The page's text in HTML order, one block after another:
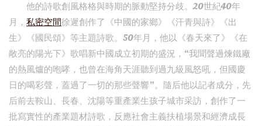
他的詩歌創風格格與時期的脈動堅持分歧。20世紀40年
月， 私密空間徐遲創作了《中國的家鄉》《汗青與詩》《出
生》《國民頌》等主題詩歌。50年月，他以《春天來了》《在
敞亮的陽光下》歌唱新中國成立初期的盛況，“我聞聲過煉鐵廠
的熱風爐的咆哮，也曾在海角天涯聽到過九級風怒吼，但國慶
日的喝彩聲，蓋過了一切的那些聲響”。隨后他以記者成分，先
后前去鞍山、長春、沈陽等重產業生孩子城市采訪，創作了一
批寫實性的產業題材詩歌，反應社會主義扶植場景和經濟成長